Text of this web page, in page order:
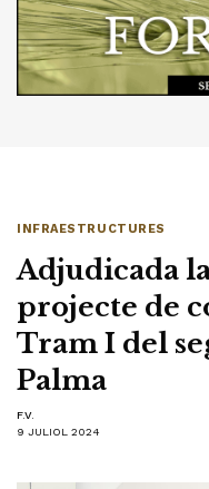
INFRAESTRUCTURES
Adjudicada
projecte de
Tram I del
Palma
F.V.
9 JULIOL 2024